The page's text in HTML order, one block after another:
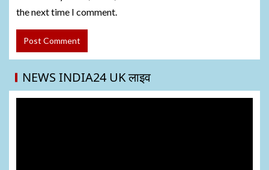
the next time I comment.
NEWS INDIA24 UK लाइव